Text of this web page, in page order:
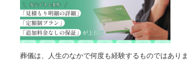
葬儀は、人生のなかで何度も経験するものではありま